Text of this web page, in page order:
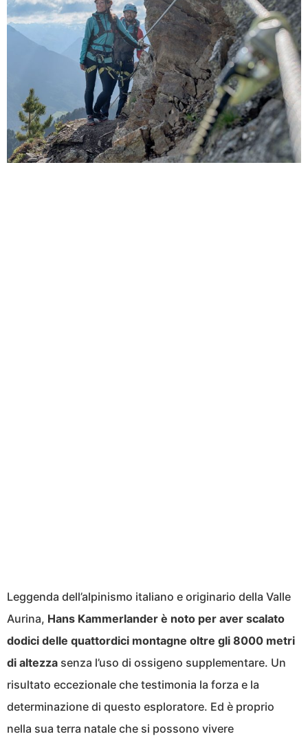
Leggenda dell’alpinismo italiano e originario della Valle
Aurina, Hans Kammerlander è noto per aver scalato
dodici delle quattordici montagne oltre gli 8000 metri
di altezza senza l’uso di ossigeno supplementare. Un
risultato eccezionale che testimonia la forza e la
determinazione di questo esploratore. Ed è proprio
nella sua terra natale che si possono vivere